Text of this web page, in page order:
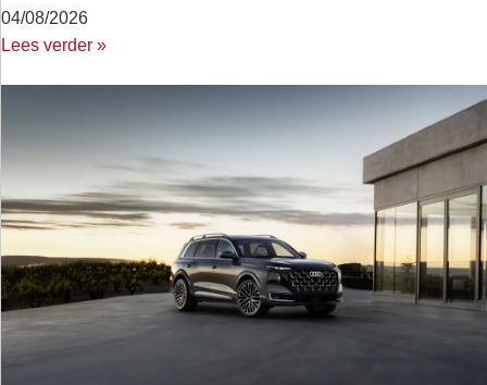
04/08/2026
Lees verder »